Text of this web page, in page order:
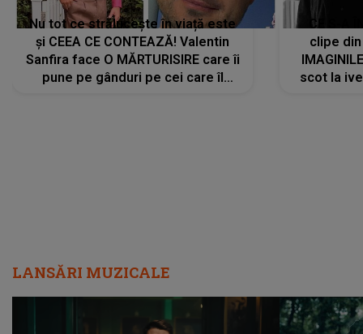
Nu tot ce strălucește în viață este
și CEEA CE CONTEAZĂ! Valentin
Sanfira face O MĂRTURISIRE care îi
pune pe gânduri pe cei care îl
CE S-A
clipe
scot la
LANSĂRI MUZICALE